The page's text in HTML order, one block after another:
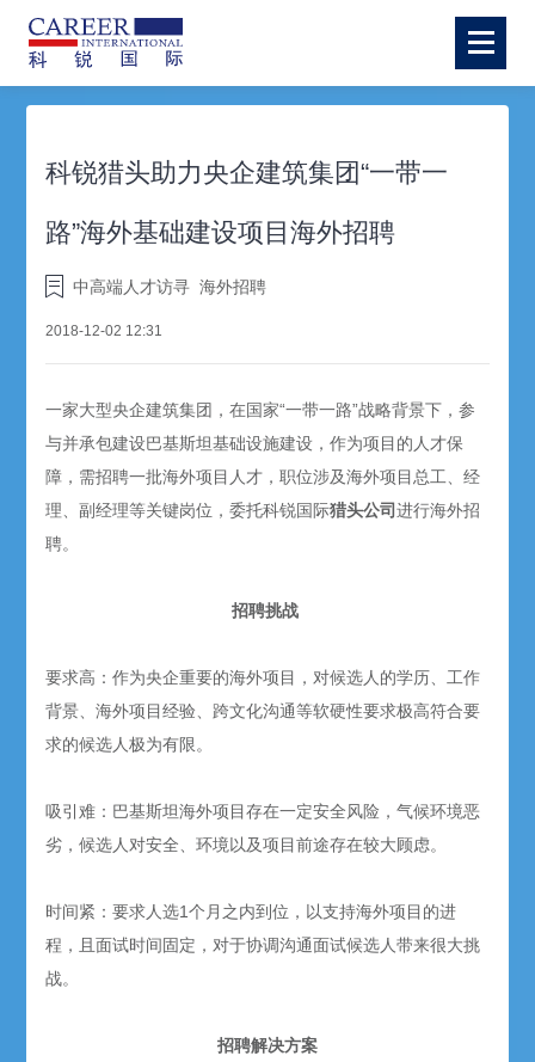
科锐猎头助力央企建筑集团“一带一
路”海外基础建设项目海外招聘
中高端人才访寻 海外招聘
2018-12-02 12:31
一家大型央企建筑集团，在国家“一带一路”战略背景下，参
与并承包建设巴基斯坦基础设施建设，作为项目的人才保
障，需招聘一批海外项目人才，职位涉及海外项目总工、经
理、副经理等关键岗位，委托科锐国际猎头公司进行海外招
聘。
招聘挑战
要求高：作为央企重要的海外项目，对候选人的学历、工作
背景、海外项目经验、跨文化沟通等软硬性要求极高符合要
求的候选人极为有限。
吸引难：巴基斯坦海外项目存在一定安全风险，气候环境恶
劣，候选人对安全、环境以及项目前途存在较大顾虑。
时间紧：要求人选1个月之内到位，以支持海外项目的进
程，且面试时间固定，对于协调沟通面试候选人带来很大挑
战。
招聘解决方案